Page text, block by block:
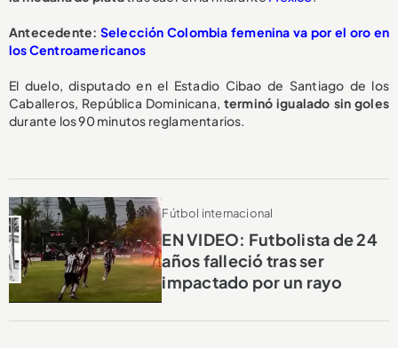
Antecedente: Selección Colombia femenina va por el oro en
los Centroamericanos
El duelo, disputado en el Estadio Cibao de Santiago de los
Caballeros, República Dominicana, terminó igualado sin goles
durante los 90 minutos reglamentarios.
Fútbol internacional
EN VIDEO: Futbolista de 24
años falleció tras ser
impactado por un rayo